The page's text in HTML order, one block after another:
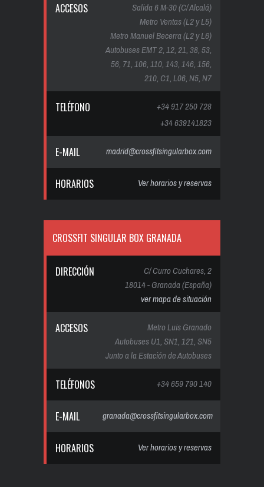
ACCESOS
Salida 6 M-30 (C/ Alcalá)
Metro Ventas (L2 y L5)
Metro Manuel Becerra (L2 y L6)
Autobuses EMT 2, 12, 21, 38, 53,
56, 71, 106, 110, 143, 146, 156,
210, C1, L06, N5, N7
TELÉFONO
+34 917 250 728
+34 639141823
E-MAIL madrid@crossfitsingularbox.com
HORARIOS Ver horarios y reservas
CROSSFIT SINGULAR BOX GRANADA
DIRECCIÓN
C/ Curro Cuchares, 2
18014 - Granada (España)
ver mapa de situación
ACCESOS
Metro Luis Granado
Autobuses U1, SN1, 121, SN5
Junto a la Estación de Autobuses
TELÉFONOS +34 659 790 140
E-MAIL granada@crossfitsingularbox.com
HORARIOS Ver horarios y reservas